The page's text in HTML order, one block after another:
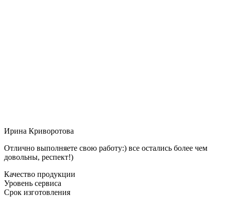
Ирина Криворотова
Отлично выполняете свою работу:) все остались более чем
довольны, респект!)
Качество продукции
Уровень сервиса
Срок изготовления